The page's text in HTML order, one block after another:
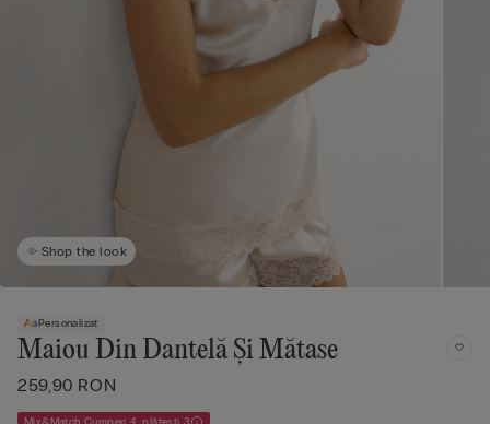
Shop the look
Personalizat
Maiou Din Dantelă Și Mătase
259,90 RON
Mix&Match Cumperi 4, plătești 3